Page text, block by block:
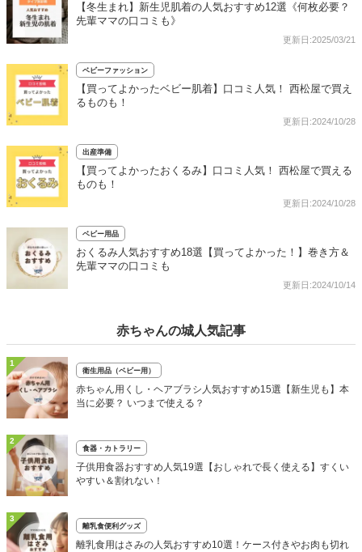
【冬生まれ】新生児肌着の人気おすすめ12選《何枚必要？
先輩ママの口コミも》
更新日:2025/03/21
ベビーファッション
【買ってよかったベビー肌着】口コミ人気！ 西松屋で買え
るものも！
更新日:2024/10/28
出産準備
【買ってよかったおくるみ】口コミ人気！ 西松屋で買える
ものも！
更新日:2024/10/28
ベビー用品
おくるみ人気おすすめ18選【買ってよかった！】巻き方＆
先輩ママの口コミも
更新日:2024/10/14
赤ちゃんの城人気記事
1
衛生用品（ベビー用）
赤ちゃん用くし・ヘアブラシ人気おすすめ15選【新生児も】本
当に必要？ いつまで使える？
2
食器・カトラリー
子供用食器おすすめ人気19選【おしゃれで長く使える】すくい
やすい＆割れない！
3
離乳食便利グッズ
離乳食用はさみの人気おすすめ10選！ケース付きやお肉も切れ